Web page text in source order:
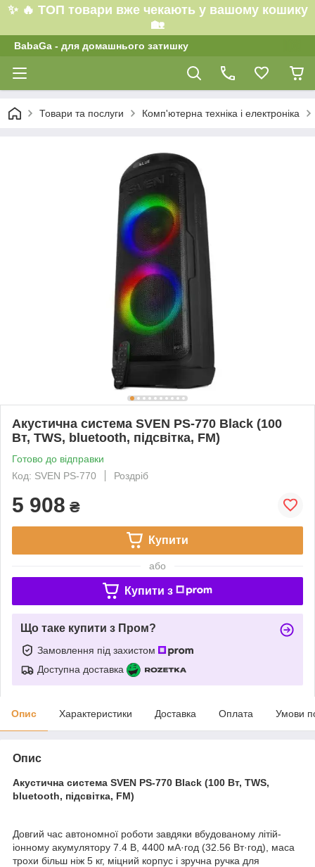
✨ 🔥 ТОП товари вже чекають у вашому кошику
🏡
BabaGa - для домашнього затишку
Товари та послуги Комп'ютерна техніка і електроніка
Акустична система SVEN PS-770 Black (100
Вт, TWS, bluetooth, підсвітка, FM)
Готово до відправки
Код: SVEN PS-770
Роздріб
5 908 ₴
Купити
або
Купити з
Що таке купити з Пром?
Замовлення під захистом
Доступна доставка
Опис Характеристики Доставка Оплата Умови
Опис
Акустична система SVEN PS-770 Black (100 Вт, TWS,
bluetooth, підсвітка, FM)
Довгий час автономної роботи завдяки вбудованому літій-
іонному акумулятору 7.4 В, 4400 мА·год (32.56 Вт·год), маса
трохи більш ніж 5 кг, міцний корпус і зручна ручка для